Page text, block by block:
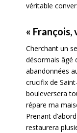
véritable
« François,
Cherchant un
désormais âgé
abandonnées
crucifix de
bouleversera
répare ma
Prenant
restaurera